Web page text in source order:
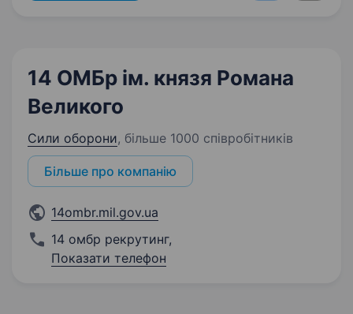
14 ОМБр ім. князя Романа
Великого
Сили оборони, більше 1000 співробітників
Більше про компанію
14ombr.mil.gov.ua
14 омбр рекрутинг,
Показати телефон